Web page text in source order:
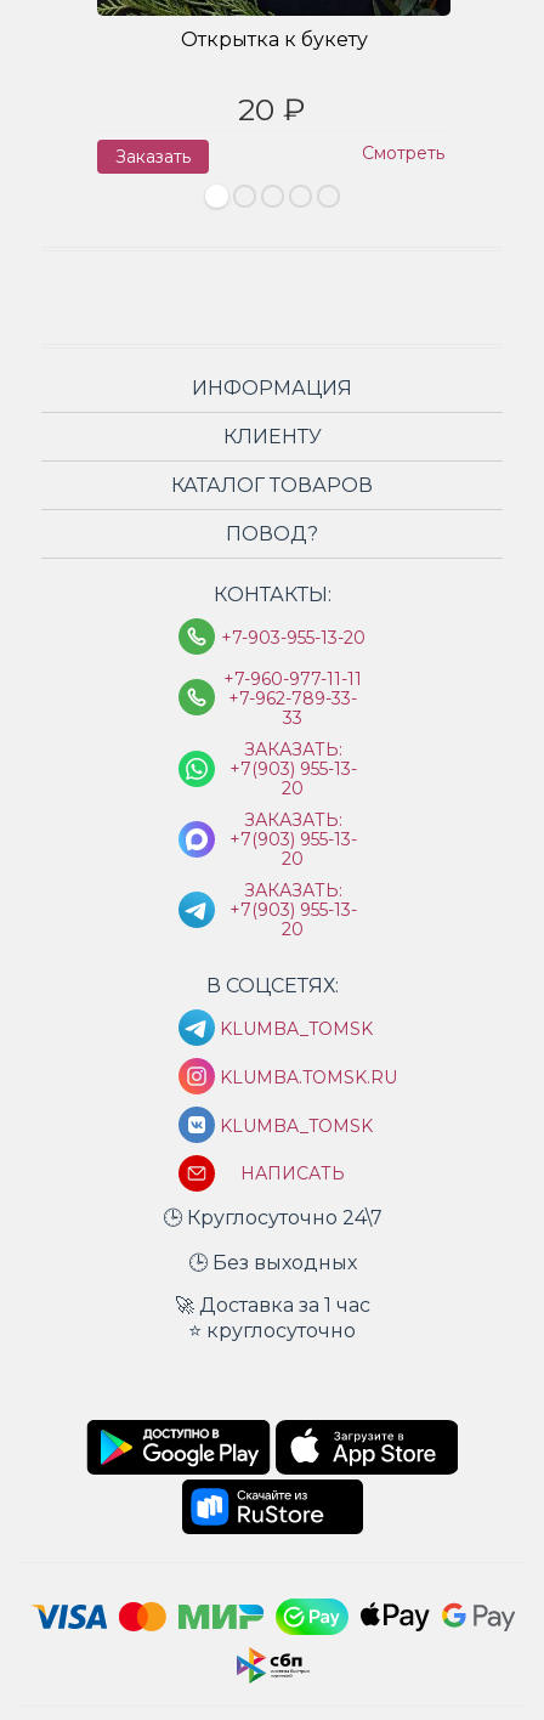
Открытка к букету
20 ₽
Заказать Смотреть
ИНФОРМАЦИЯ
КЛИЕНТУ
КАТАЛОГ ТОВАРОВ
ПОВОД?
КОНТАКТЫ:
+7-903-955-13-20
+7-960-977-11-11
+7-962-789-33-
33
ЗАКАЗАТЬ:
+7(903) 955-13-
20
ЗАКАЗАТЬ:
+7(903) 955-13-
20
ЗАКАЗАТЬ:
+7(903) 955-13-
20
В СОЦСЕТЯХ:
KLUMBA_TOMSK
KLUMBA.TOMSK.RU
KLUMBA_TOMSK
НАПИСАТЬ
🕒 Круглосуточно 24\7
🕒 Без выходных
🚀 Доставка за 1 час
⭐ круглосуточно